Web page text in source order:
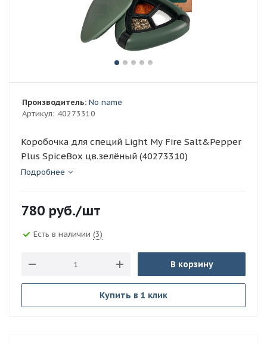
Артикул: 40273310
Производитель: No name
Коробочка для специй Light My Fire Salt&Pepper
Plus SpiceBox цв.зелёный (40273310)
Подробнее
780 руб./шт
Есть в наличии (3)
В корзину
Купить в 1 клик